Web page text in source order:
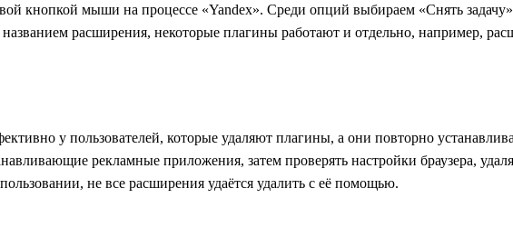
кнопкой мыши на процессе «Yandex». Среди опций выбираем «Снять
расширения, некоторые плагины работают и отдельно, например,
у пользователей, которые удаляют плагины, а они повторно
рекламные приложения, затем проверять настройки браузера,
не все расширения удаётся удалить с её помощью.